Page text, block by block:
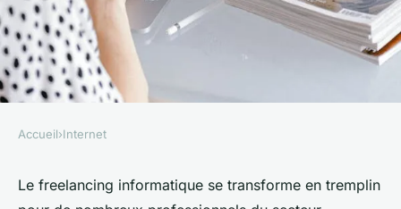
Freelance informatique : le
Accueil›Internet
Le freelancing informatique se transforme en tremplin